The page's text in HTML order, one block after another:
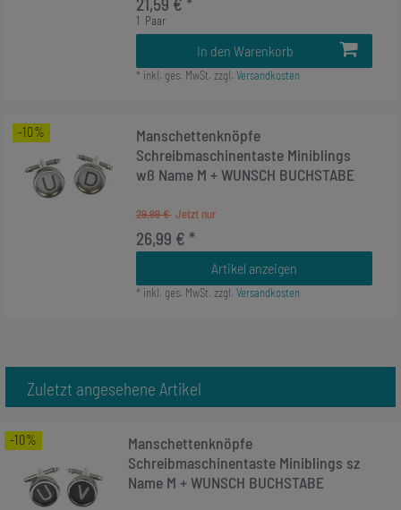
21,59 € *
1 Paar
In den Warenkorb
* inkl. ges. MwSt. zzgl. Versandkosten
-10%
Manschettenknöpfe
Schreibmaschinentaste Miniblings
wß Name M + WUNSCH BUCHSTABE
29,99 €
26,99 € *
Artikel anzeigen
* inkl. ges. MwSt. zzgl. Versandkosten
Zuletzt angesehene Artikel
-10%
Manschettenknöpfe
Schreibmaschinentaste Miniblings sz
Name M + WUNSCH BUCHSTABE